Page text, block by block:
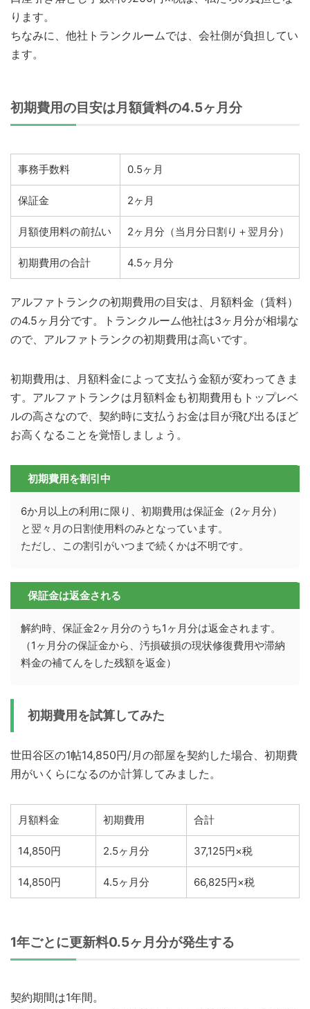
ります。
ちなみに、他社トランクルームでは、会社側が負担してい
ます。
初期費用の目安は月額賃料の4.5ヶ月分
事務手数料 0.5ヶ月
保証金 2ヶ月
月額使用料の前払い 2ヶ月分（当月分日割り＋翌月分）
初期費用の合計 4.5ヶ月分
アルファトランクの初期費用の目安は、月額料金（賃料）
の4.5ヶ月分です。トランクルーム他社は3ヶ月分が相場な
ので、アルファトランクの初期費用は高いです。
初期費用は、月額料金によって支払う金額が変わってきま
す。アルファトランクは月額料金も初期費用もトップレベ
ルの高さなので、契約時に支払うお金は目が飛び出るほど
お高くなることを覚悟しましょう。
初期費用を割引中
6か月以上の利用に限り、初期費用は保証金（2ヶ月分）
と翌々月の日割使用料のみとなっています。
ただし、この割引がいつまで続くかは不明です。
保証金は返金される
解約時、保証金2ヶ月分のうち1ヶ月分は返金されます。
（1ヶ月分の保証金から、汚損破損の現状修復費用や滞納
料金の補てんをした残額を返金）
初期費用を試算してみた
世田谷区の1帖14,850円/月の部屋を契約した場合、初期費
用がいくらになるのか計算してみました。
月額料金 初期費用 合計
14,850円 2.5ヶ月分 37,125円×税
14,850円 4.5ヶ月分 66,825円×税
1年ごとに更新料0.5ヶ月分が発生する
契約期間は1年間。